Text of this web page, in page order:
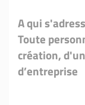
A qui
Toute
création,
d’entreprise